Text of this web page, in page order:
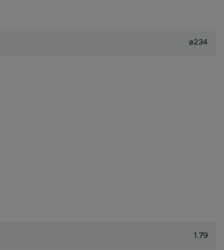
ø234
1.79